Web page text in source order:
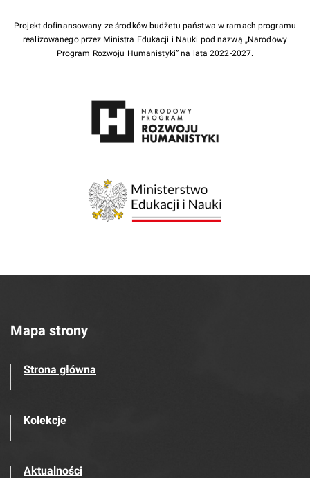
Projekt dofinansowany ze środków budżetu państwa w ramach programu
realizowanego przez Ministra Edukacji i Nauki pod nazwą „Narodowy
Program Rozwoju Humanistyki” na lata 2022-2027.
Mapa strony
Strona główna
Kolekcje
Aktualności